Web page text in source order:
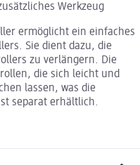
Werkzeug
ermöglicht ein einfaches
Sie dient dazu, die
zu verlängern. Die
die sich leicht und
lassen, was die
separat erhältlich.